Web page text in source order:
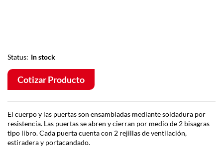
Status: In stock
Cotizar Producto
El cuerpo y las puertas son ensambladas mediante soldadura por
resistencia. Las puertas se abren y cierran por medio de 2 bisagras
tipo libro. Cada puerta cuenta con 2 rejillas de ventilación,
estiradera y portacandado.